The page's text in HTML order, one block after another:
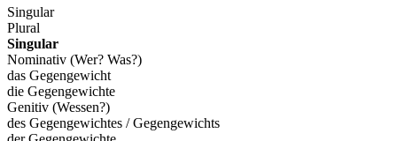
Singular
Plural
Singular
Nominativ (Wer? Was?)
das Gegengewicht
die Gegengewichte
Genitiv (Wessen?)
des Gegengewichtes / Gegengewichts